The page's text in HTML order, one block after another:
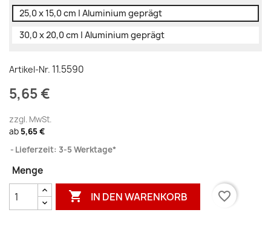
25,0 x 15,0 cm | Aluminium geprägt
30,0 x 20,0 cm | Aluminium geprägt
Artikel-Nr. 11.5590
5,65 €
zzgl. MwSt.
ab5,65 €
Lieferzeit: 3-5 Werktage*
Menge
 IN DEN WARENKORB favorite_border